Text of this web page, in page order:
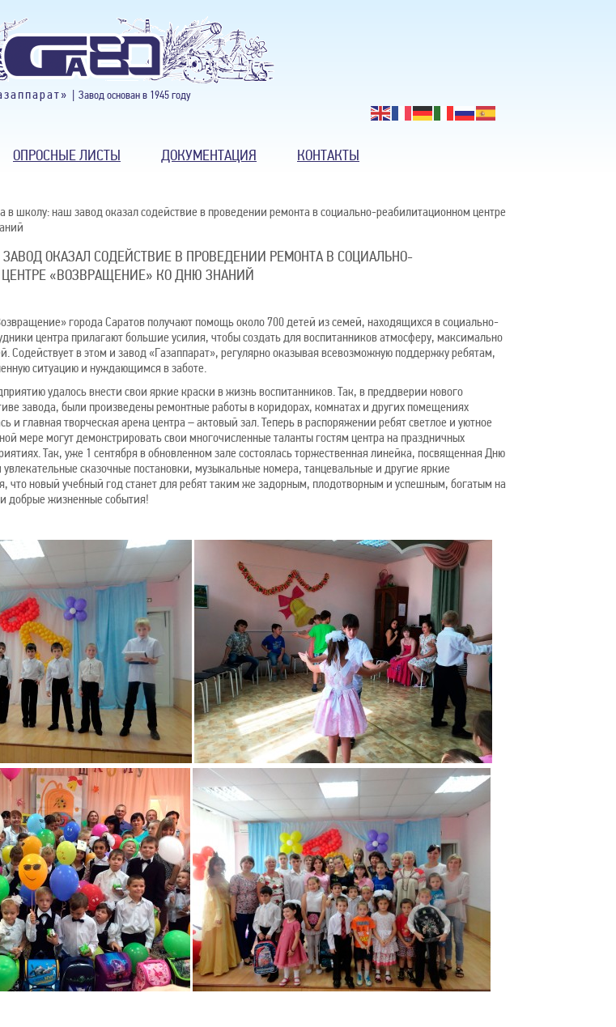
| Завод основан в 1945 году
ОПРОСНЫЕ ЛИСТЫ ДОКУМЕНТАЦИЯ КОНТАКТЫ
в школу: наш завод оказал содействие в проведении ремонта в социально-реабилитационном центре
ОКАЗАЛ СОДЕЙСТВИЕ В ПРОВЕДЕНИИ РЕМОНТА В СОЦИАЛЬНО-
«ВОЗВРАЩЕНИЕ» КО ДНЮ ЗНАНИЙ
города Саратов получают помощь около 700 детей из семей, находящихся в социально-
центра прилагают большие усилия, чтобы создать для воспитанников атмосферу, максимально
Содействует в этом и завод «Газаппарат», регулярно оказывая всевозможную поддержку ребятам,
ситуацию и нуждающимся в заботе.
удалось внести свои яркие краски в жизнь воспитанников. Так, в преддверии нового
завода, были произведены ремонтные работы в коридорах, комнатах и других помещениях
и главная творческая арена центра – актовый зал. Теперь в распоряжении ребят светлое и уютное
мере могут демонстрировать свои многочисленные таланты гостям центра на праздничных
Так, уже 1 сентября в обновленном зале состоялась торжественная линейка, посвященная Дню
сказочные постановки, музыкальные номера, танцевальные и другие яркие
что новый учебный год станет для ребят таким же задорным, плодотворным и успешным, богатым на
добрые жизненные события!